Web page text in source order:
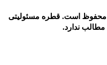
است. قطره مسئولیتی
ندارد.